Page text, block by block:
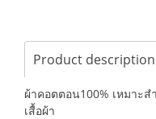
Product description
ผ้าคอตตอน100% เหมาะ
เสื้อผ้า